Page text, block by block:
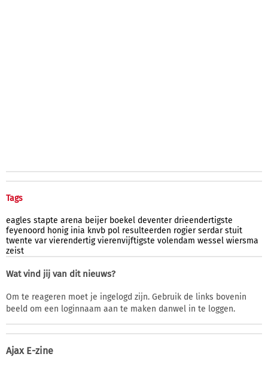
Tags
eagles stapte arena beijer boekel deventer drieendertigste
feyenoord honig inia knvb pol resulteerden rogier serdar stuit
twente var vierendertig vierenvijftigste volendam wessel wiersma
zeist
Wat vind jij van dit nieuws?
Om te reageren moet je ingelogd zijn. Gebruik de links bovenin
beeld om een loginnaam aan te maken danwel in te loggen.
Ajax E-zine